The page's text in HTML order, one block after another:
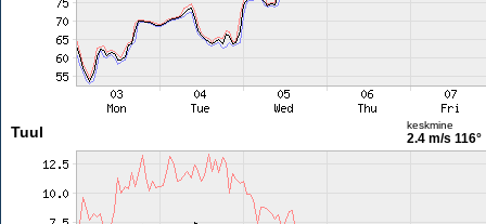
Tuul keskmine
2.4 m/s 116°